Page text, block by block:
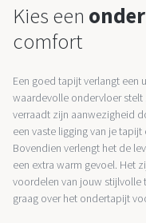
Kies een
comfort
Een goed tapijt verlangt een
waardevolle ondervloer
verraadt zijn aanwezigheid
een vaste ligging van je
Bovendien verlengt het de
een extra warm gevoel. Het
voordelen van jouw stijlvolle
graag over het ondertapijt